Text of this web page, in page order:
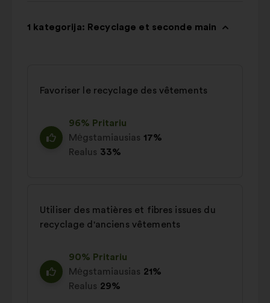
1 kategorija: Recyclage et seconde main
Favoriser le recyclage des vêtements
96% Pritariu
Mėgstamiausias 17%
Realus 33%
Utiliser des matières et fibres issues du
recyclage d'anciens vêtements
90% Pritariu
Mėgstamiausias 21%
Realus 29%